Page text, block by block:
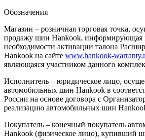
Обозначения
Магазин – розничная торговая точка,
продажу шин Hankook, информирующая
необходимости активации талона
Hankook на сайте www.hankook-
являющаяся участником данного
Исполнитель – юридическое лицо,
автомобильных шин Hankook в
России на основе договора с
реализацию автомобильных шин
Покупатель – конечный покупатель
Hankook (физическое лицо), купивший